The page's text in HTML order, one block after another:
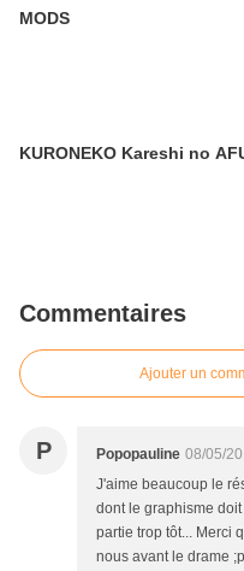
MODS
KURONEKO Kareshi no
Commentaires
Ajouter un
P Popopauline 08/05/
J'aime beaucoup le
dont le graphisme
partie trop tôt... Merci
nous avant le drame